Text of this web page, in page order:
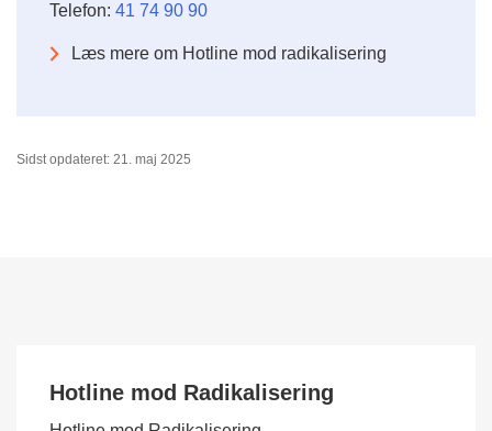
Telefon: 41 74 90 90
Læs mere om Hotline mod radikalisering
Sidst opdateret: 21. maj 2025
Hotline mod Radikalisering